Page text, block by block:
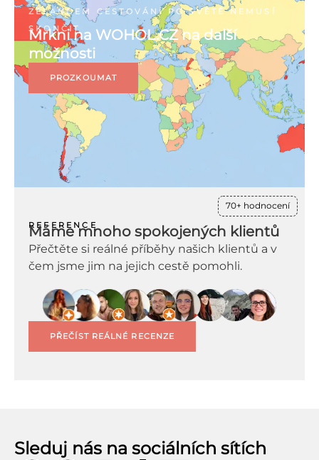
ZÉLANDEM CESTOVÁNÍ PO SVĚTĚ NEMUSÍ
SKONČIT
Mrkni na WOHOL.CZ na další
možnosti
PROZKOUMAT
70+ hodnocení
REFERENCE
Máme mnoho spokojených klientů
Přečtěte si reálné příběhy našich klientů a v
čem jsme jim na jejich cestě pomohli.
PŘEČÍST REÁLNÉ RECENZE
Sleduj nás na sociálních sítích